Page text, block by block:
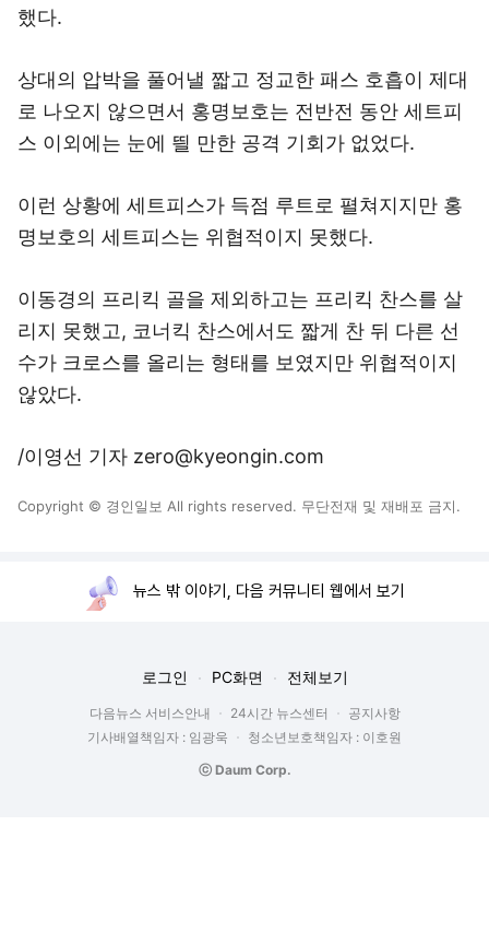
했다.
상대의 압박을 풀어낼 짧고 정교한 패스 호흡이 제대
로 나오지 않으면서 홍명보호는 전반전 동안 세트피
스 이외에는 눈에 띌 만한 공격 기회가 없었다.
이런 상황에 세트피스가 득점 루트로 펼쳐지지만 홍
명보호의 세트피스는 위협적이지 못했다.
이동경의 프리킥 골을 제외하고는 프리킥 찬스를 살
리지 못했고, 코너킥 찬스에서도 짧게 찬 뒤 다른 선
수가 크로스를 올리는 형태를 보였지만 위협적이지
않았다.
/이영선 기자 zero@kyeongin.com
Copyright © 경인일보 All rights reserved. 무단전재 및 재배포 금지.
뉴스 밖 이야기, 다음 커뮤니티 웹에서 보기
로그인 PC화면 전체보기
다음뉴스 서비스안내 24시간 뉴스센터
공지사항
기사배열책임자 : 임광욱
청소년보호책임자 : 이호원
ⓒ Daum Corp.